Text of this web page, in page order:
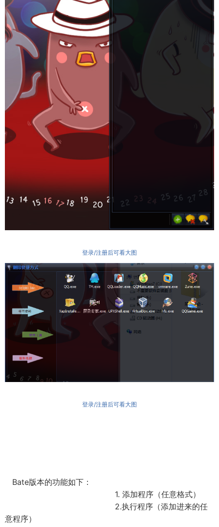
登录/注册后可看大图
登录/注册后可看大图
Bate版本的功能如下：
1. 添加程序（任意格式）
2.执行程序（添加进来的任
意程序）